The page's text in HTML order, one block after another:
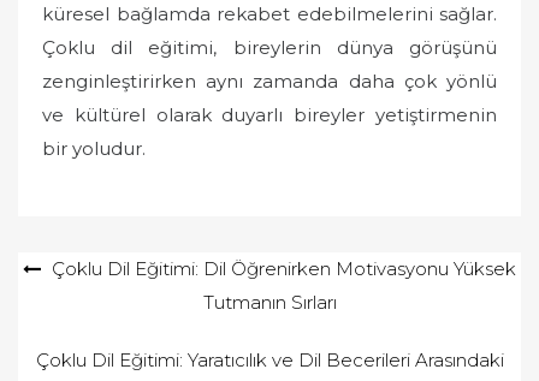
küresel bağlamda rekabet edebilmelerini sağlar.
Çoklu dil eğitimi, bireylerin dünya görüşünü
zenginleştirirken aynı zamanda daha çok yönlü
ve kültürel olarak duyarlı bireyler yetiştirmenin
bir yoludur.
YazıÇoklu Dil Eğitimi: Dil Öğrenirken Motivasyonu Yüksek
Tutmanın Sırları
Çoklu Dil Eğitimi: Yaratıcılık ve Dil Becerileri Arasındaki